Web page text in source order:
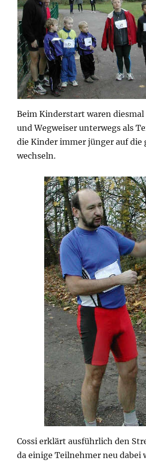
Beim Kinderstart waren
und Wegweiser unterwegs als
die Kinder immer jünger auf die
wechseln.
Cossi erklärt ausführlich den
da einige Teilnehmer neu dabei